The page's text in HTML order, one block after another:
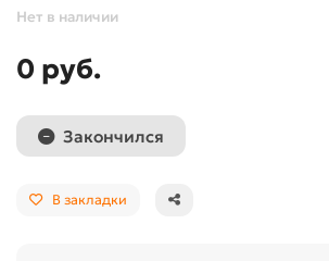
Нет в наличии
0 руб.
Закончился
В закладки